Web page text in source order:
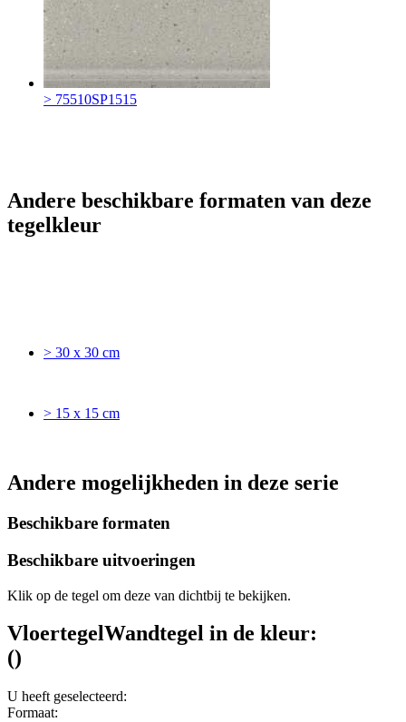
> 75510SP1515
Andere beschikbare formaten van deze
tegelkleur
> 30 x 30 cm
> 15 x 15 cm
Andere mogelijkheden in deze serie
Beschikbare formaten
Beschikbare uitvoeringen
Klik op de tegel om deze van dichtbij te bekijken.
VloertegelWandtegel in de kleur:
()
U heeft geselecteerd:
Formaat: